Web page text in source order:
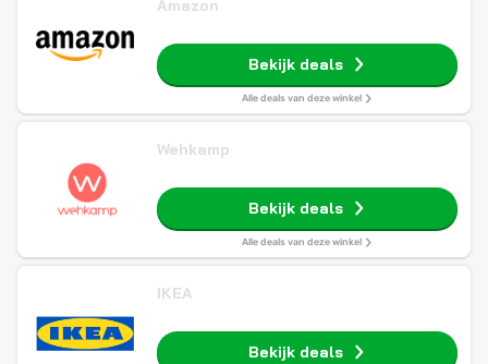
Amazon
Bekijk deals
Alle deals van deze winkel
Wehkamp
Bekijk deals
Alle deals van deze winkel
IKEA
Bekijk deals